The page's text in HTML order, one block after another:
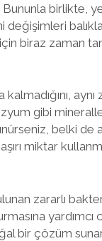
birlikte,
biraz zaman
gibi
belki
miktar
zararlı
yardımcı
bir çözüm